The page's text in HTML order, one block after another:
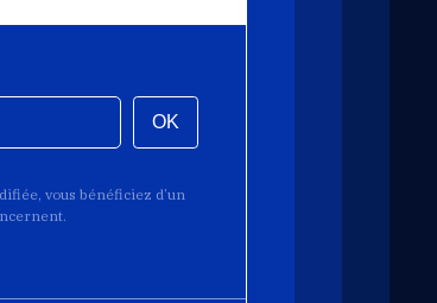
OK
vous bénéficiez d’un